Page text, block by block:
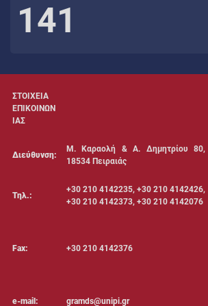
141
ΣΤΟΙΧΕΙΑ
ΕΠΙΚΟΙΝΩΝ
ΙΑΣ
Διεύθυνση:
Μ. Καραολή & Α. Δημητρίου 80,
18534 Πειραιάς
Τηλ.:
+30 210 4142235, +30 210 4142426,
+30 210 4142373, +30 210 4142076
Fax: +30 210 4142376
e-mail: gramds@unipi.gr